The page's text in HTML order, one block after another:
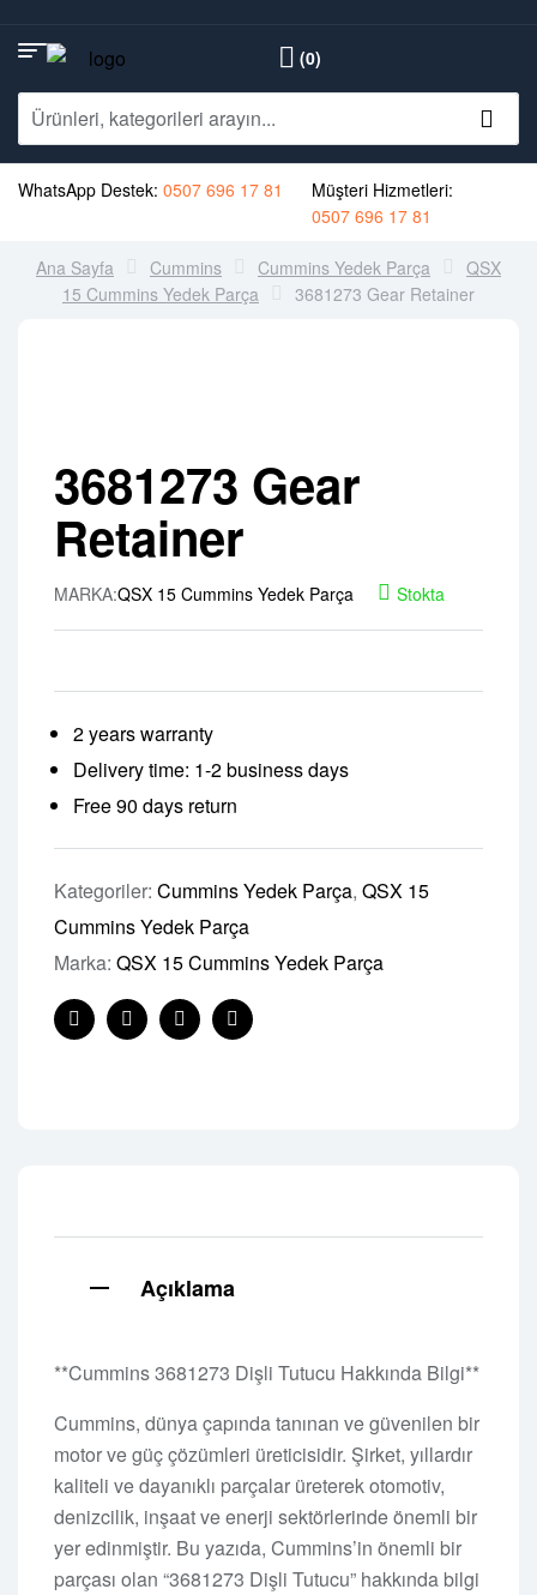
(0)
WhatsApp Destek: 0507 696 17 81
Müşteri Hizmetleri:
0507 696 17 81
Ana Sayfa Cummins Cummins Yedek Parça
QSX
15 Cummins Yedek Parça
3681273 Gear Retainer
3681273 Gear
Retainer
MARKA:QSX 15 Cummins Yedek Parça Stokta
2 years warranty
Delivery time: 1-2 business days
Free 90 days return
Kategoriler: Cummins Yedek Parça, QSX 15
Cummins Yedek Parça
Marka: QSX 15 Cummins Yedek Parça
FacebookTwitterLinkedinPinterest
Açıklama
**Cummins 3681273 Dişli Tutucu Hakkında Bilgi**
Cummins, dünya çapında tanınan ve güvenilen bir
motor ve güç çözümleri üreticisidir. Şirket, yıllardır
kaliteli ve dayanıklı parçalar üreterek otomotiv,
denizcilik, inşaat ve enerji sektörlerinde önemli bir
yer edinmiştir. Bu yazıda, Cummins’in önemli bir
parçası olan “3681273 Dişli Tutucu” hakkında bilgi